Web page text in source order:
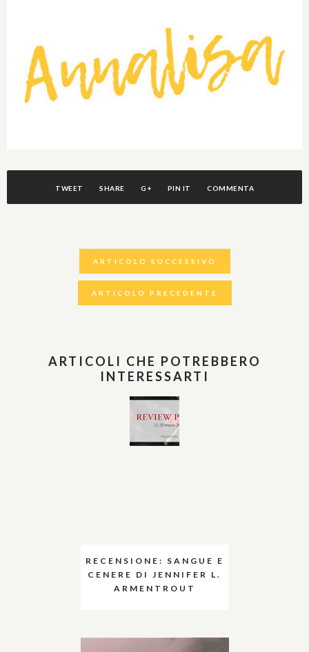
TWEET SHARE G+ PIN IT COMMENTA
ARTICOLO SUCCESSIVO
ARTICOLO PRECEDENTE
ARTICOLI CHE POTREBBERO
INTERESSARTI
RECENSIONE: SANGUE E
CENERE DI JENNIFER L.
ARMENTROUT